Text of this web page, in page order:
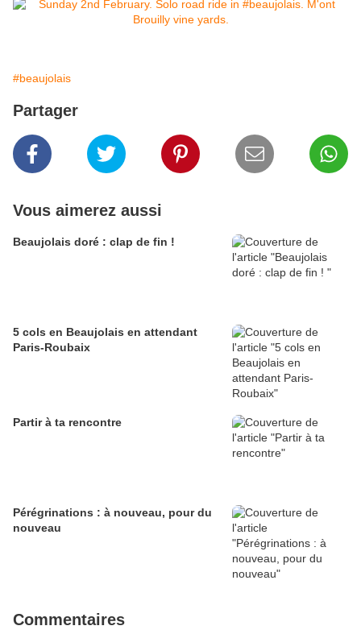
#beaujolais
Partager
Vous aimerez aussi
Beaujolais doré : clap de fin !
5 cols en Beaujolais en attendant
Paris-Roubaix
Partir à ta rencontre
Pérégrinations : à nouveau, pour du
nouveau
Commentaires